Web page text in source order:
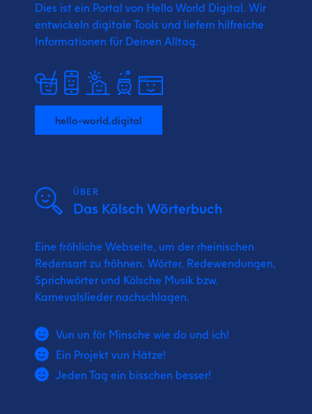
Dies ist ein Portal von Hello World Digital. Wir
entwickeln digitale Tools und liefern hilfreiche
Informationen für Deinen Alltag.
hello-world.digital
ÜBER
Das Kölsch Wörterbuch
Eine fröhliche Webseite, um der rheinischen
Redensart zu fröhnen. Wörter, Redewendungen,
Sprichwörter und Kölsche Musik bzw.
Karnevalslieder nachschlagen.
Vun un för Minsche wie do und ich!
Ein Projekt vun Hätze!
Jeden Tag ein bisschen besser!